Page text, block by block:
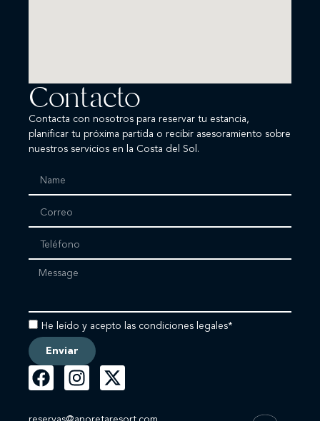
Contacto
Contacta con nosotros para reservar tu estancia,
planificar tu próxima partida o recibir asesoramiento sobre
nuestros servicios en la Costa del Sol.
He leído y acepto las condiciones legales*
Enviar